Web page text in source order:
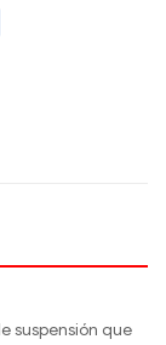
suspensión que